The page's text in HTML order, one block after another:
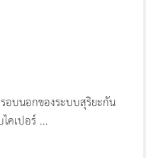
อบนอกของระบบสุริยะกัน
คเปอร์ ...